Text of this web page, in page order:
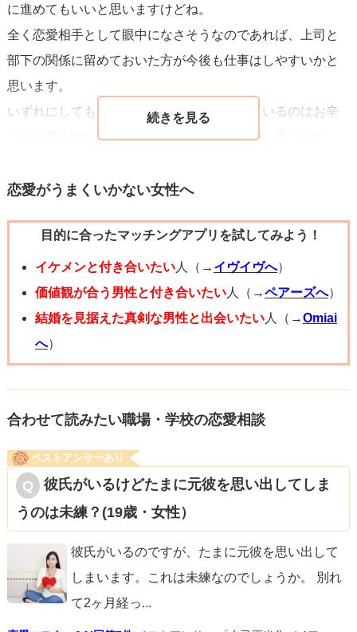
過ぎていわゆる綺麗さが良しとされていますが、本当に人
との絆を深めるのは容姿の綺麗さではありません。心の綺
麗さです。もし上司が容姿であなたの価値を判断するよう
な人間でしたら、れっきとした大人としてどうかと思いま
す。
あなたが勇気を出して自らで幸せをつかめるよう、お祈り
に進めてもいいと思いますけどね。
全く恋愛相手として眼中になさそうなのであれば、上司と
部下の関係に留めておいた方が今後も仕事はしやすいかと
思います。
いずれにしても、諦めきれない思いを抱えているのはお辛
いかと思うので、言葉にしてみると楽になると思います
恋愛がうまくいかない女性へ
目的に合ったマッチングアプリを試してみよう！
イケメンと付き合いたい人（→ イヴイヴへ）
価値観が合う男性と付き合いたい人（→ペアーズへ）
結婚を見据えた真剣な男性と出会いたい人（→Omiai
へ）
合わせて読みたい職場・学校の恋愛相談
ベストアンサーあり
彼氏がいるけどたまに元彼を思い出してしま
うのは未練？(19歳・女性）
彼氏がいるのですが、たまに元彼を思い出して
しまいます。これは未練なのでしょうか。 別れ
て2ヶ月経っ...